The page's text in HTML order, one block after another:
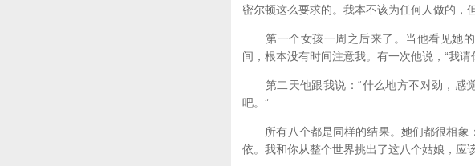
密尔顿这么要求的。我本不该为任何人做的，
第一个女孩一周之后来了。当他看见她的
间，根本没有时间注意我。有一次他说，“我请
第二天他跟我说：“什么地方不对劲，感
吧。”
所有八个都是同样的结果。她们都很相象
依。我和你从整个世界挑出了这八个姑娘，应